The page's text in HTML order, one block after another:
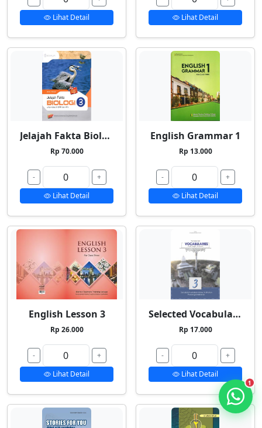
Lihat Detail
Lihat Detail
Jelajah Fakta Biologi 3
Rp 70.000
-
+
Lihat Detail
English Grammar 1
Rp 13.000
-
+
Lihat Detail
English Lesson 3
Rp 26.000
-
+
Lihat Detail
Selected Vocabularies 3
Rp 17.000
-
+
Lihat Detail
1